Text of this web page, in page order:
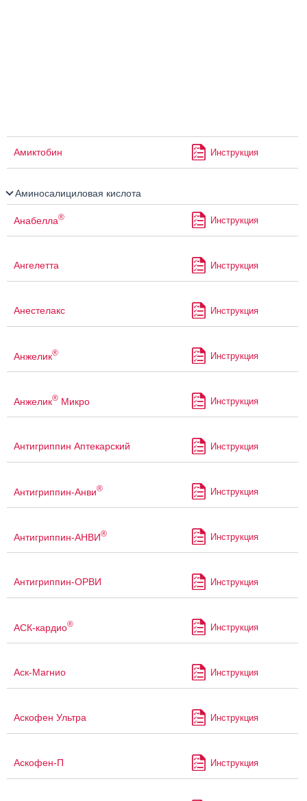
Амиктобин Инструкция
Аминосалициловая кислота
Анабелла® Инструкция
Ангелетта Инструкция
Анестелакс Инструкция
Анжелик® Инструкция
Анжелик® Микро Инструкция
Антигриппин Аптекарский Инструкция
Антигриппин-Анви® Инструкция
Антигриппин-АНВИ® Инструкция
Антигриппин-ОРВИ Инструкция
АСК-кардио® Инструкция
Аск-Магнио Инструкция
Аскофен Ультра Инструкция
Аскофен-П Инструкция